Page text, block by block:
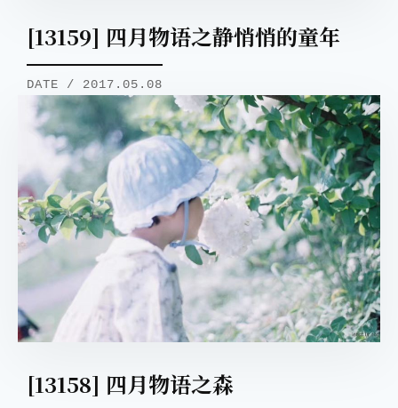
[13159] 四月物语之静悄悄的童年
DATE / 2017.05.08
[13158] 四月物语之森